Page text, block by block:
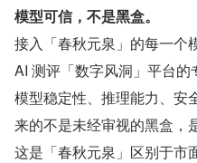
模型可信，不是黑盒。
接入「春秋元泉」的每一个
AI 测评「数字风洞」平台
模型稳定性、推理能力、安
来的不是未经审视的黑盒，
这是「春秋元泉」区别于市